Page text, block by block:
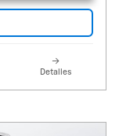
Detalles